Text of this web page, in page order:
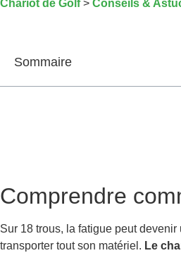
Chariot de Golf> Conseils &
Sommaire
Comprendre
Sur 18 trous, la fatigue peut
transporter tout son matériel. Le